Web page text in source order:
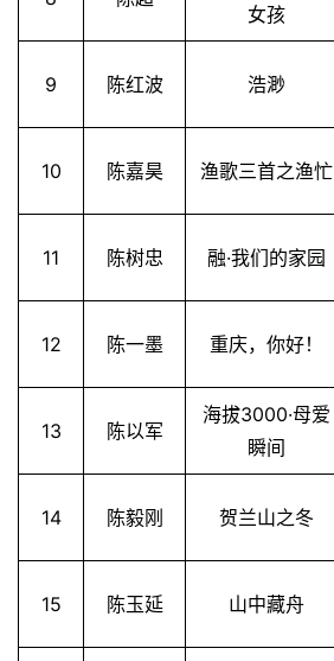
女孩
9 陈红波 浩渺
10 陈嘉昊 渔歌三首之渔忙
11 陈树忠 融·我们的家园
12 陈一墨 重庆，你好！
13 陈以军
海拔3000·母爱
瞬间
14 陈毅刚 贺兰山之冬
15 陈玉延 山中藏舟